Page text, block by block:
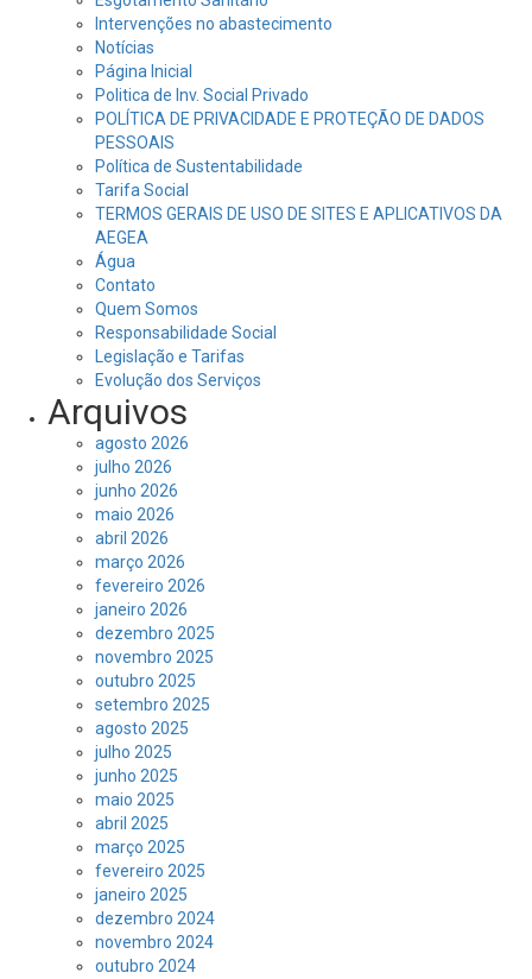
Intervenções no abastecimento
Notícias
Página Inicial
Politica de Inv. Social Privado
POLÍTICA DE PRIVACIDADE E PROTEÇÃO DE DADOS
PESSOAIS
Política de Sustentabilidade
Tarifa Social
TERMOS GERAIS DE USO DE SITES E APLICATIVOS DA
AEGEA
Água
Contato
Quem Somos
Responsabilidade Social
Legislação e Tarifas
Evolução dos Serviços
Arquivos
agosto 2026
julho 2026
junho 2026
maio 2026
abril 2026
março 2026
fevereiro 2026
janeiro 2026
dezembro 2025
novembro 2025
outubro 2025
setembro 2025
agosto 2025
julho 2025
junho 2025
maio 2025
abril 2025
março 2025
fevereiro 2025
janeiro 2025
dezembro 2024
novembro 2024
outubro 2024